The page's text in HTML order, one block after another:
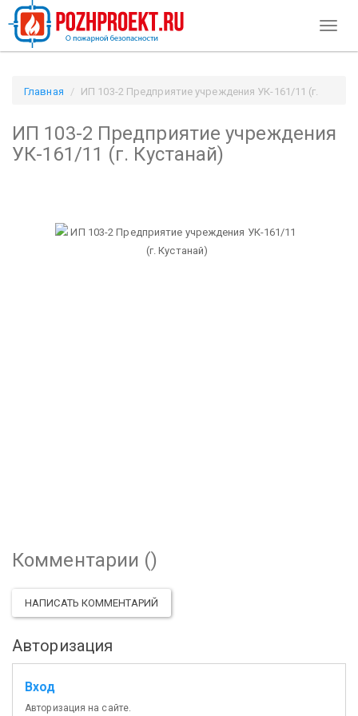
Главная
ИП 103-2 Предприятие учреждения УК-161/11 (г.
ИП 103-2 Предприятие учреждения
УК-161/11 (г. Кустанай)
Комментарии ()
НАПИСАТЬ КОММЕНТАРИЙ
Авторизация
Вход
Авторизация на сайте.